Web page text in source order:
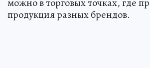
можно в торговых точках, где
продукция разных брендов.